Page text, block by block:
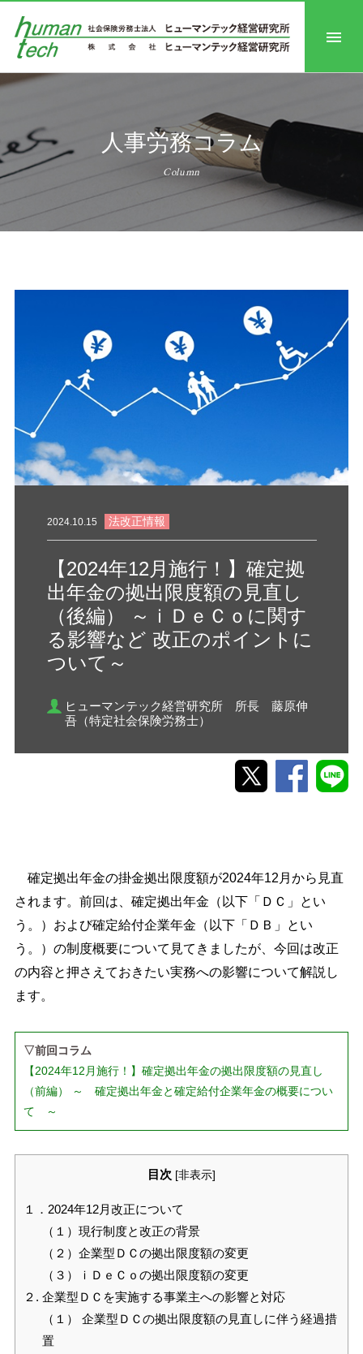
人事労務コラム
Column
2024.10.15 法改正情報
【2024年12月施行！】確定拠
出年金の拠出限度額の見直し
（後編） ～ｉＤｅＣｏに関す
る影響など 改正のポイントに
ついて～
ヒューマンテック経営研究所 所長 藤原伸
吾（特定社会保険労務士）
確定拠出年金の掛金拠出限度額が2024年12月から見直
されます。前回は、確定拠出年金（以下「ＤＣ」とい
う。）および確定給付企業年金（以下「ＤＢ」とい
う。）の制度概要について見てきましたが、今回は改正
の内容と押さえておきたい実務への影響について解説し
ます。
▽前回コラム
【2024年12月施行！】確定拠出年金の拠出限度額の見直し
（前編） ～ 確定拠出年金と確定給付企業年金の概要につい
て ～
目次 [非表示]
１．2024年12月改正について
（１）現行制度と改正の背景
（２）企業型ＤＣの拠出限度額の変更
（３）ｉＤｅＣｏの拠出限度額の変更
２. 企業型ＤＣを実施する事業主への影響と対応
（１） 企業型ＤＣの拠出限度額の見直しに伴う経過措
置